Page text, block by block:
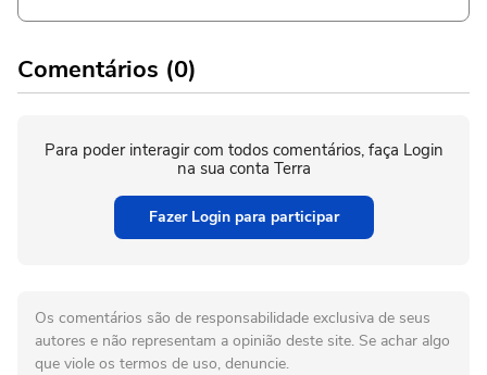
Comentários (0)
Para poder interagir com todos comentários, faça Login
na sua conta Terra
Fazer Login para participar
Os comentários são de responsabilidade exclusiva de seus
autores e não representam a opinião deste site. Se achar algo
que viole os termos de uso, denuncie.